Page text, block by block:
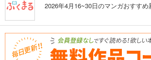
2026年4月16~30日のマンガおすすめ